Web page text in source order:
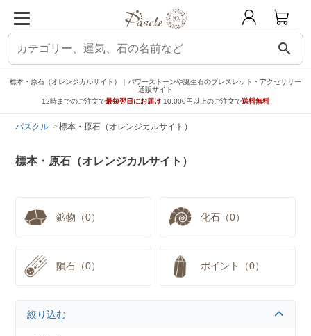
search
標本・原石（オレンジカルサイト）｜パワーストーンや誕生石のブレスレット・アクセサリー
通販サイト
12時までのご注文で最短翌日にお届け 10,000円以上のご注文で送料無料
パスクル 標本・原石（オレンジカルサイト）
標本・原石（オレンジカルサイト）
鉱物（0） 化石（0）
隕石（0） ポイント（0）
絞り込む